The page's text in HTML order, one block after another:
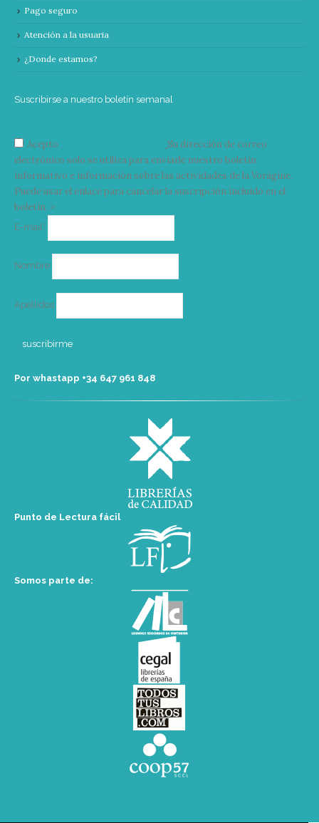
Pago seguro
Atención a la usuaria
¿Donde estamos?
Suscribirse a nuestro boletín semanal
Acepto
Su dirección de correo
electrónico solo se utiliza para enviarle nuestro boletín
informativo e información sobre las actividades de la Vorágine.
Puede usar el enlace para cancelar la suscripción incluido en el
boletín. >
E-mail*
Nombre
Apellidos
Por whastapp +34 ‭647 961 848‬
Punto de Lectura fácil
Somos parte de: